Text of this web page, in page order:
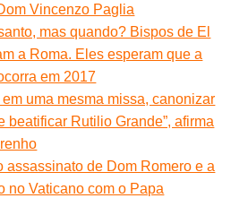
Vincenzo Paglia
mas quando? Bispos de El
a Roma. Eles esperam que a
em 2017
em uma mesma missa, canonizar
beatificar Rutilio Grande”, afirma
assassinato de Dom Romero e a
no Vaticano com o Papa